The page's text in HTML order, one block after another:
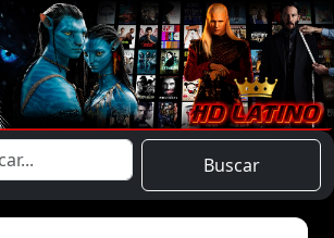
Buscar